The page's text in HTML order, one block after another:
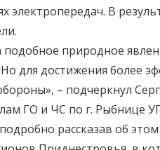
электропередач. В
подобное природное
для достижения более
– подчеркнул
ГО и ЧС по г. Рыбнице
рассказав об